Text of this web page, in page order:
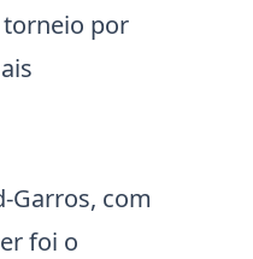
torneio por
Garros, com
foi o